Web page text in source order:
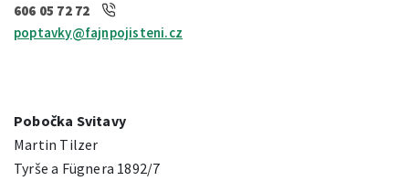
606 05 72 72
poptavky@fajnpojisteni.cz
Pobočka Svitavy
Martin Tilzer
Tyrše a Fügnera 1892/7